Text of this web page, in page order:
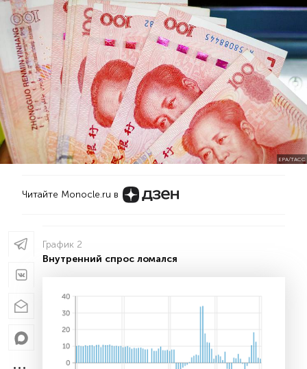
EPA/ТАСС
Читайте Monocle.ru в
График 2
Внутренний спрос ломался